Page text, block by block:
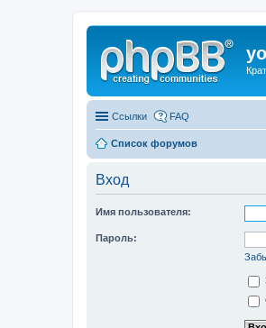
Ссылки FAQ
Список форумов
Вход
Имя пользователя:
Пароль: